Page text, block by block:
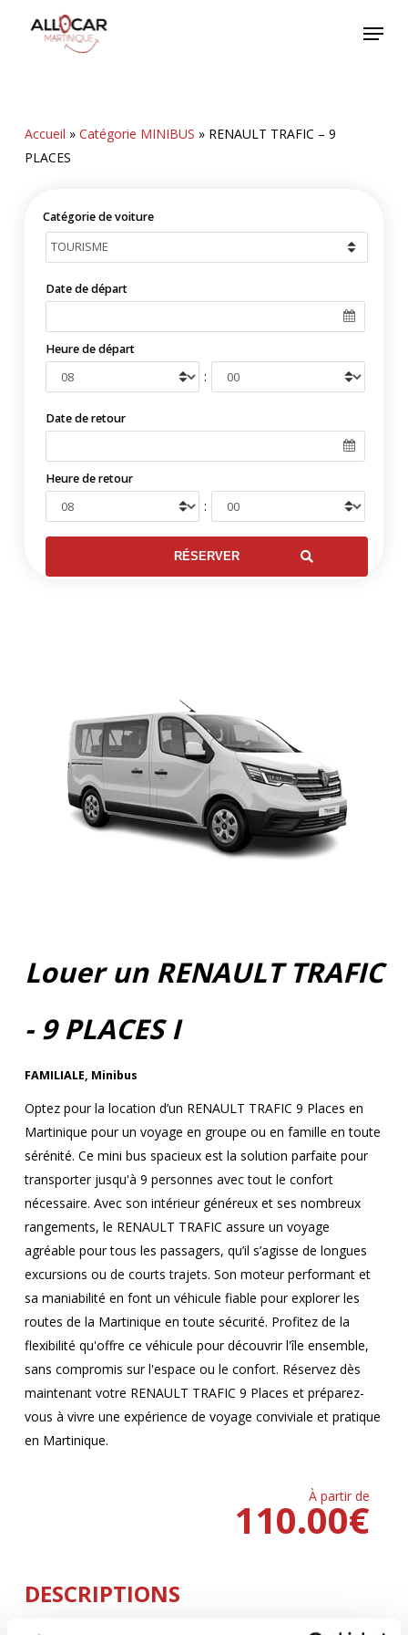
Menu
Accueil » Catégorie MINIBUS » RENAULT TRAFIC – 9
PLACES
Catégorie de voiture
Date de départ
Heure de départ
:
Date de retour
Heure de retour
:
Louer un RENAULT TRAFIC
- 9 PLACES I
FAMILIALE, Minibus
Optez pour la location d’un RENAULT TRAFIC 9 Places en
Martinique pour un voyage en groupe ou en famille en toute
sérénité. Ce mini bus spacieux est la solution parfaite pour
transporter jusqu'à 9 personnes avec tout le confort
nécessaire. Avec son intérieur généreux et ses nombreux
rangements, le RENAULT TRAFIC assure un voyage
agréable pour tous les passagers, qu’il s’agisse de longues
excursions ou de courts trajets. Son moteur performant et
sa maniabilité en font un véhicule fiable pour explorer les
routes de la Martinique en toute sécurité. Profitez de la
flexibilité qu'offre ce véhicule pour découvrir l'île ensemble,
sans compromis sur l'espace ou le confort. Réservez dès
maintenant votre RENAULT TRAFIC 9 Places et préparez-
vous à vivre une expérience de voyage conviviale et pratique
en Martinique.
À partir de
€
110.00
DESCRIPTIONS